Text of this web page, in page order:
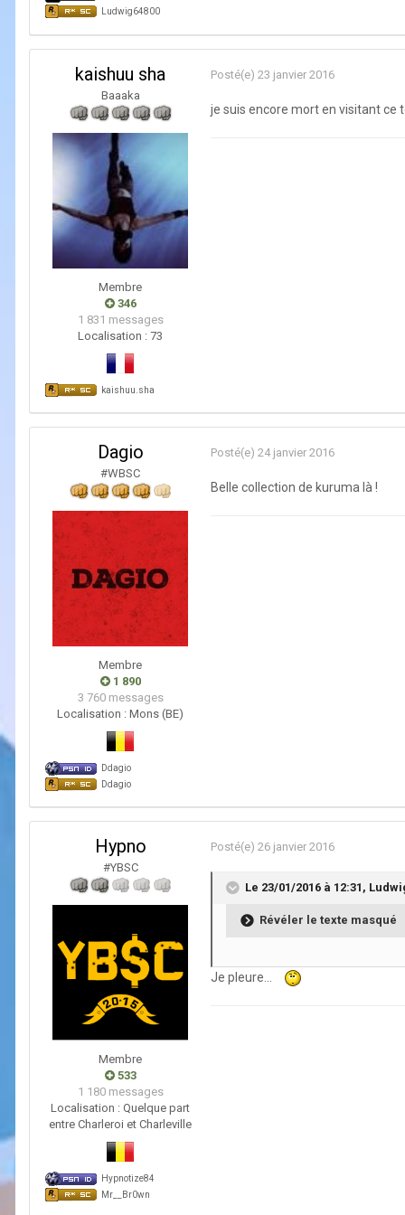
Ludwig64800
kaishuu sha
Baaaka
Membre
346
1 831 messages
Localisation : 73
kaishuu.sha
Posté(e) 23 janvier 2016
je suis encore mort en visitant ce
Dagio
#WBSC
Membre
1 890
3 760 messages
Localisation : Mons (BE)
Ddagio
Ddagio
Posté(e) 24 janvier 2016
Belle collection de kuruma là !
Hypno
#YBSC
Membre
533
1 180 messages
Localisation : Quelque part
entre Charleroi et Charleville
Hypnotize84
Mr__Br0wn
Posté(e) 26 janvier 2016
Le 23/01/2016 à 12:31,
Révéler le texte masqué
Je pleure...